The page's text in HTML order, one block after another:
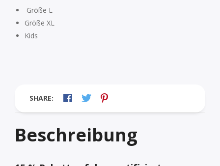
Größe L
Größe XL
Kids
SHARE:
Beschreibung